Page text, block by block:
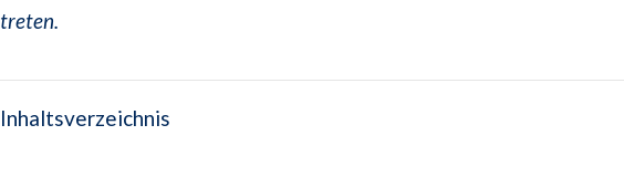
treten.
Inhaltsverzeichnis